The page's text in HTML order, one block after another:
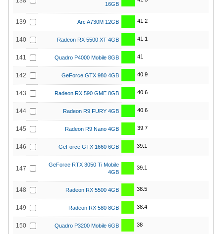
16GB
139 Arc A730M 12GB 41.2
140 Radeon RX 5500 XT 4GB 41.1
141 Quadro P4000 Mobile 8GB 41
142 GeForce GTX 980 4GB 40.9
143 Radeon RX 590 GME 8GB 40.6
144 Radeon R9 FURY 4GB 40.6
145 Radeon R9 Nano 4GB 39.7
146 GeForce GTX 1660 6GB 39.1
147
GeForce RTX 3050 Ti Mobile
4GB
39.1
148 Radeon RX 5500 4GB 38.5
149 Radeon RX 580 8GB 38.4
150 Quadro P3200 Mobile 6GB 38